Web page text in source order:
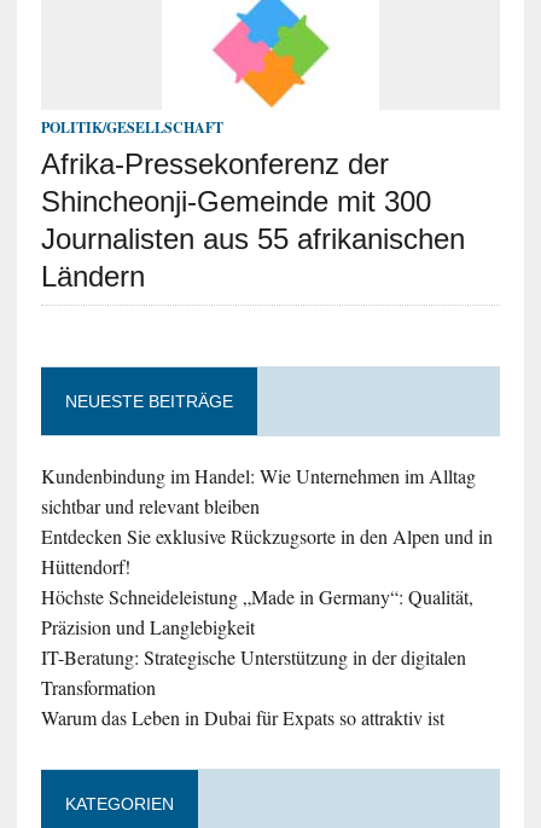
POLITIK/GESELLSCHAFT
Afrika-Pressekonferenz der
Shincheonji-Gemeinde mit 300
Journalisten aus 55 afrikanischen
Ländern
NEUESTE BEITRÄGE
Kundenbindung im Handel: Wie Unternehmen im Alltag
sichtbar und relevant bleiben
Entdecken Sie exklusive Rückzugsorte in den Alpen und in
Hüttendorf!
Höchste Schneideleistung „Made in Germany“: Qualität,
Präzision und Langlebigkeit
IT-Beratung: Strategische Unterstützung in der digitalen
Transformation
Warum das Leben in Dubai für Expats so attraktiv ist
KATEGORIEN